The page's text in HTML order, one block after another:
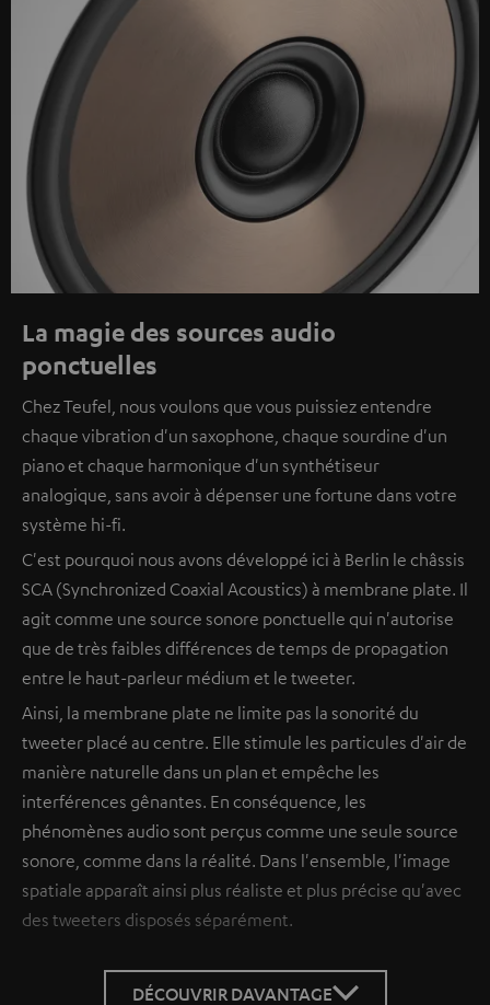
La magie des sources audio
ponctuelles
Chez Teufel, nous voulons que vous puissiez entendre
chaque vibration d'un saxophone, chaque sourdine d'un
piano et chaque harmonique d'un synthétiseur
analogique, sans avoir à dépenser une fortune dans votre
système hi-fi.
C'est pourquoi nous avons développé ici à Berlin le châssis
SCA (Synchronized Coaxial Acoustics) à membrane plate. Il
agit comme une source sonore ponctuelle qui n'autorise
que de très faibles différences de temps de propagation
entre le haut-parleur médium et le tweeter.
Ainsi, la membrane plate ne limite pas la sonorité du
tweeter placé au centre. Elle stimule les particules d'air de
manière naturelle dans un plan et empêche les
interférences gênantes. En conséquence, les
phénomènes audio sont perçus comme une seule source
sonore, comme dans la réalité. Dans l'ensemble, l'image
spatiale apparaît ainsi plus réaliste et plus précise qu'avec
des tweeters disposés séparément.
DÉCOUVRIR DAVANTAGE